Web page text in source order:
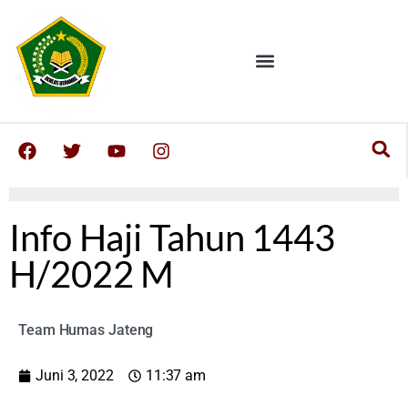
Info Haji Tahun 1443
H/2022 M
Team Humas Jateng
Juni 3, 2022 11:37 am